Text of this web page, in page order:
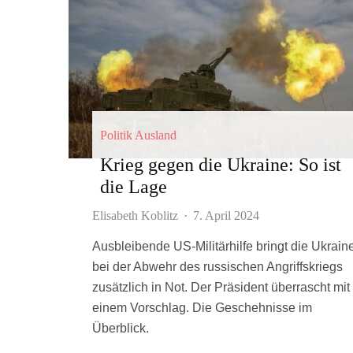
Politik Ausland
Krieg gegen die Ukraine: So ist
die Lage
Elisabeth Koblitz · 7. April 2024
Ausbleibende US-Militärhilfe bringt die
bei der Abwehr des russischen Angriffskriegs
zusätzlich in Not. Der Präsident überrascht mit
einem Vorschlag. Die Geschehnisse im
Überblick.